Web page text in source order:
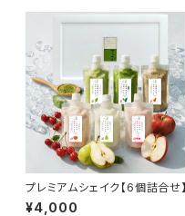
プレミアムシェイク【6個詰合せ】
¥4,000